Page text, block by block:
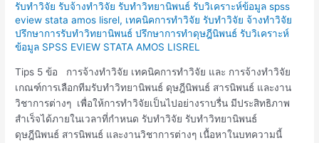
รับทำวิจัย รับจ้างทำวิจัย รับทำวิทยานิพนธ์ รับวิเคราะห์ข้อมูล spss
eview stata amos lisrel, เทคนิคการทำวิจัย รับทำวิจัย จ้างทำวิจัย
ปรึกษาการรับทำวิทยานิพนธ์ ปรึกษาการทำดุษฎีนิพนธ์ รับวิเคราะห์
ข้อมูล SPSS EVIEW STATA AMOS LISREL
Tips 5 ข้อ การจ้างทำวิจัย เทคนิคการทำวิจัย และ การจ้างทำวิจัย
เกณฑ์การเลือกทีมรับทำวิทยานิพนธ์ ดุษฎีนิพนธ์ สารนิพนธ์ และงาน
วิชาการต่างๆ เพื่อให้การทำวิจัยเป็นไปอย่างราบรื่น มีประสิทธิภาพ
สำเร็จได้ภายในเวลาที่กำหนด รับทำวิจัย รับทำวิทยานิพนธ์
ดุษฎีนิพนธ์ สารนิพนธ์ และงานวิชาการต่างๆ เนื้อหาในบทความนี้
การ
จ้าง
ทำ
วิจัย
วิทยานิพนธ์
วิจัย
ปริญญา
เอก